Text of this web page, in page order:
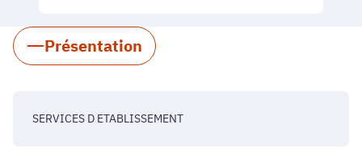
Présentation
SERVICES D ETABLISSEMENT